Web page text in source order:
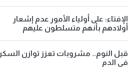
الإفتاء: على أولياء الأمور عدم إشعار
أولادهم بأنهم متسلطون عليهم
قبل النوم.. مشروبات تعزز توازن السكر
في الدم